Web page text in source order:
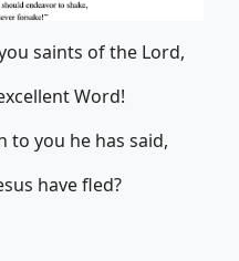
saints of the Lord,
Word!
to you he has said,
have fled?